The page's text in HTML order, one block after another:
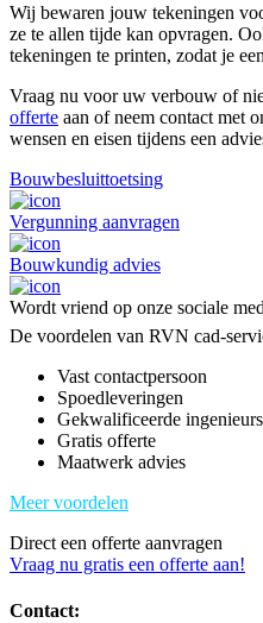
Wij bewaren jouw tekeningen
ze te allen tijde kan opvragen.
tekeningen te printen, zodat je
Vraag nu voor uw verbouw of
offerte aan of neem contact met
wensen en eisen tijdens een
Bouwbesluittoetsing
Vergunning aanvragen
Bouwkundig advies
Wordt vriend op onze sociale
De voordelen van RVN cad-
Vast contactpersoon
Spoedleveringen
Gekwalificeerde ingenieurs
Gratis offerte
Maatwerk advies
Meer voordelen
Direct een offerte aanvragen
Vraag nu gratis een offerte aan!
Contact: